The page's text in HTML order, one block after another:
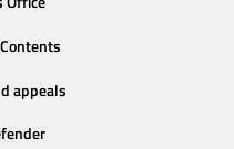
appeals